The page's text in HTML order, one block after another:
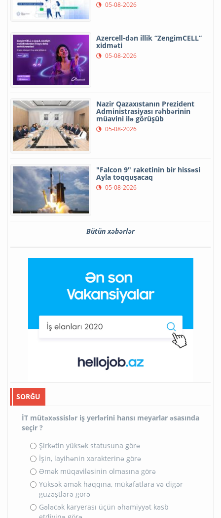
05-08-2026
Azercell-dən illik “ZengimCELL”
xidməti
05-08-2026
Nazir Qazaxıstanın Prezident
Administrasiyası rəhbərinin
müavini ilə görüşüb
05-08-2026
"Falcon 9" raketinin bir hissəsi
Ayla toqquşacaq
05-08-2026
Bütün xəbərlər
SORĞU
İT mütəxəssislər iş yerlərini hansı meyarlar əsasında
seçir ?
Şirkətin yüksək statusuna görə
İşin, layihənin xarakterinə görə
Əmək müqaviləsinin olmasına görə
Yüksək əmək haqqına, mükafatlara və digər
güzəştlərə görə
Gələcək karyerası üçün əhəmiyyət kəsb